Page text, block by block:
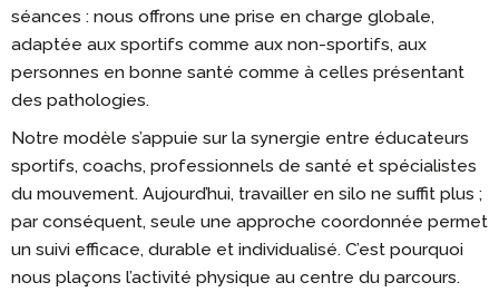
séances : nous offrons une prise en charge globale,
adaptée aux sportifs comme aux non-sportifs, aux
personnes en bonne santé comme à celles présentant
des pathologies.
Notre modèle s’appuie sur la synergie entre éducateurs
sportifs, coachs, professionnels de santé et spécialistes
du mouvement. Aujourd’hui, travailler en silo ne suffit plus ;
par conséquent, seule une approche coordonnée permet
un suivi efficace, durable et individualisé. C’est pourquoi
nous plaçons l’activité physique au centre du parcours.